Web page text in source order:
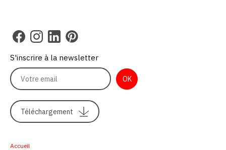
S'inscrire à la newsletter
Téléchargement
Accueil